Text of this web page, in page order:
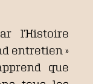
l’Histoire
entretien »
que